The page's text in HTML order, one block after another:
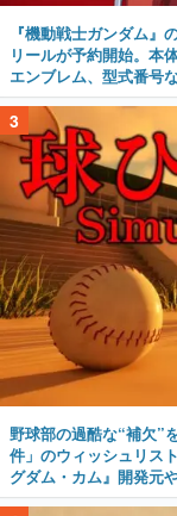
『機動戦士ガンダム
リールが予約開始。本
エンブレム、型式番号
3
野球部の過酷な“補欠”
件」のウィッシュリス
グダム・カム』開発元